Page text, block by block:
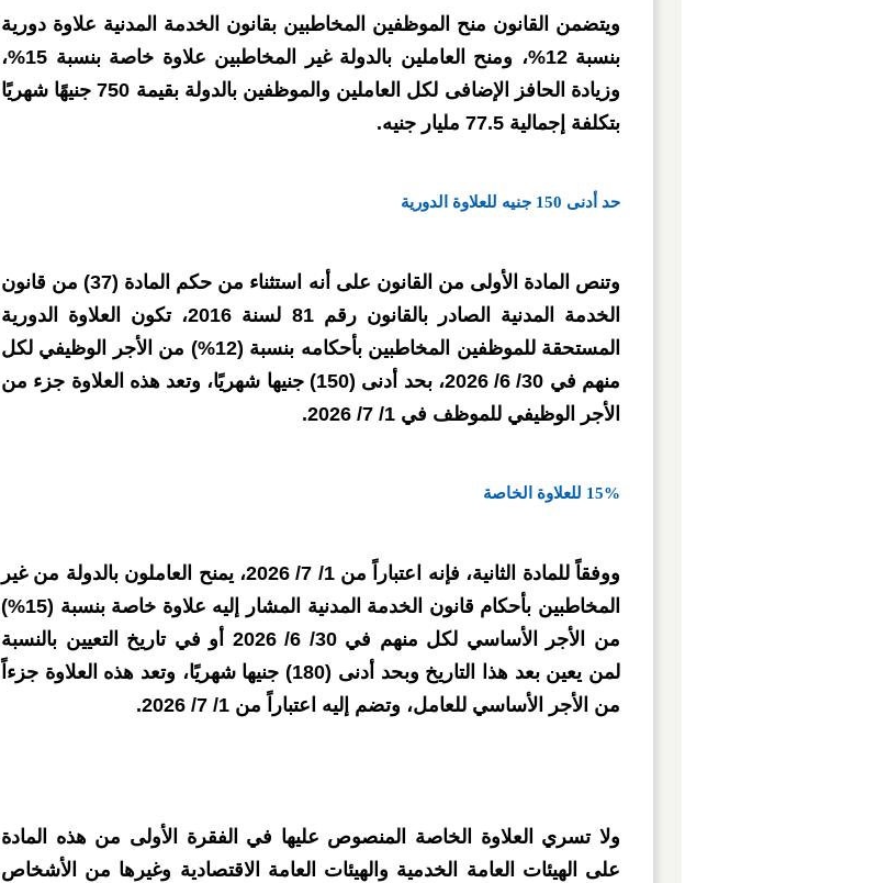
ويتضمن القانون منح الموظفين المخاطبين بقانون الخدمة المدنية علاوة دورية
بنسبة 12%؜، ومنح العاملين بالدولة غير المخاطبين علاوة خاصة بنسبة 15%؜،
وزيادة الحافز الإضافى لكل العاملين والموظفين بالدولة بقيمة 750 جنيهًا شهريًا
بتكلفة إجمالية 77.5 مليار جنيه.
حد أدنى 150 جنيه للعلاوة الدورية
وتنص المادة الأولى من القانون على أنه استثناء من حكم المادة (37) من قانون
الخدمة المدنية الصادر بالقانون رقم 81 لسنة 2016، تكون العلاوة الدورية
المستحقة للموظفين المخاطبين بأحكامه بنسبة (12%) من الأجر الوظيفي لكل
منهم في 30/ 6/ 2026، بحد أدنى (150) جنيها شهريًا، وتعد هذه العلاوة جزء من
الأجر الوظيفي للموظف في 1/ 7/ 2026.
15% للعلاوة الخاصة
ووفقاً للمادة الثانية، فإنه اعتباراً من 1/ 7/ 2026، يمنح العاملون بالدولة من غير
المخاطبين بأحكام قانون الخدمة المدنية المشار إليه علاوة خاصة بنسبة (15%)
من الأجر الأساسي لكل منهم في 30/ 6/ 2026 أو في تاريخ التعيين بالنسبة
لمن يعين بعد هذا التاريخ وبحد أدنى (180) جنيها شهريًا، وتعد هذه العلاوة جزءاً
من الأجر الأساسي للعامل، وتضم إليه اعتباراً من 1/ 7/ 2026.
ولا تسري العلاوة الخاصة المنصوص عليها في الفقرة الأولى من هذه المادة
على الهيئات العامة الخدمية والهيئات العامة الاقتصادية وغيرها من الأشخاص